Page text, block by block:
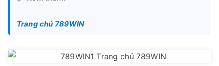
Trang chủ 789WIN